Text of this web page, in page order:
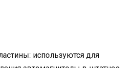
используются для